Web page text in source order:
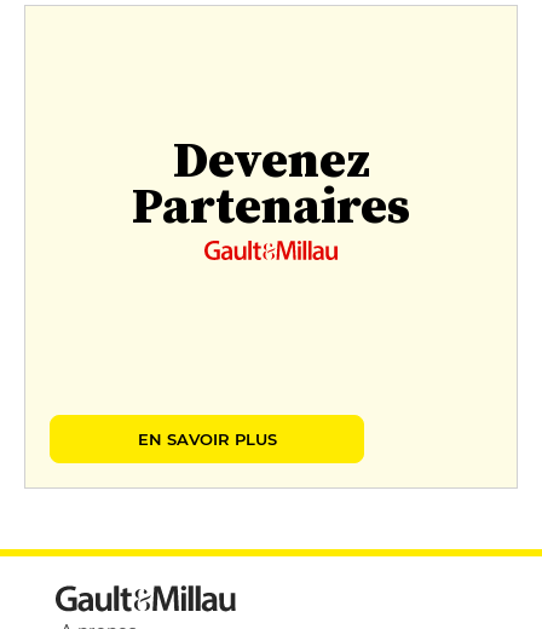
Devenez
Partenaires
EN SAVOIR PLUS